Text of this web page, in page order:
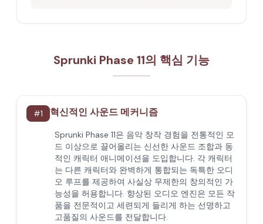
Sprunki Phase 11의 핵심 기능
#1 혁신적인 사운드 메커니즘
Sprunki Phase 11은 음악 창작 경험을 전통적인 모
드 이상으로 끌어올리는 신선한 사운드 조합과 동
적인 캐릭터 애니메이션을 도입합니다. 각 캐릭터
는 다른 캐릭터와 완벽하게 통합되는 독특한 오디
오 루프를 제공하여 사실상 무제한의 창의적인 가
능성을 허용합니다. 향상된 오디오 엔진은 모든 작
품을 전문적이고 세련되게 들리게 하는 선명하고
고품질의 사운드를 전달합니다.